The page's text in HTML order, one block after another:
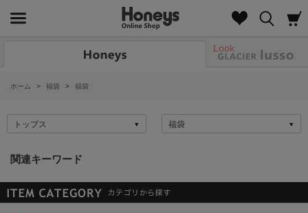
Look
ホーム > 福袋 > 福袋
関連キーワード